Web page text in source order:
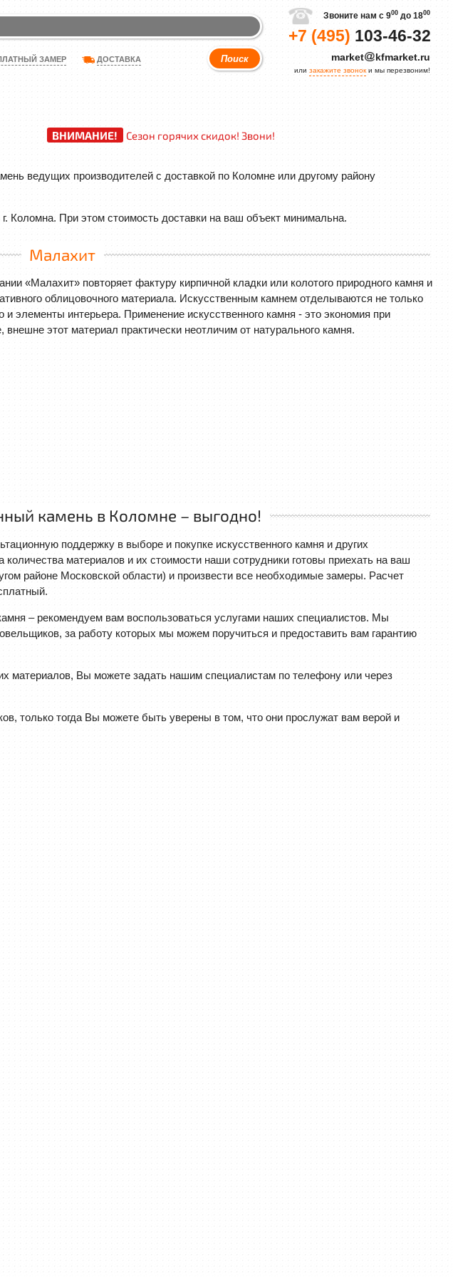
ЗАМЕР ДОСТАВКА
Звоните нам с 900 до 1800
+7 (495) 103-46-32
market kfmarket.ru
или закажите звоноки мы перезвоним!
ВНИМАНИЕ! Сезон горячих скидок! Звони!
ведущих производителей с доставкой по Коломне или другому району
Коломна. При этом стоимость доставки на ваш объект минимальна.
Малахит
«Малахит» повторяет фактуру кирпичной кладки или колотого природного камня и
облицовочного материала. Искусственным камнем отделываются не только
элементы интерьера. Применение искусственного камня - это экономия при
внешне этот материал практически неотличим от натурального камня.
камень в Коломне – выгодно!
поддержку в выборе и покупке искусственного камня и других
материалов и их стоимости наши сотрудники готовы приехать на ваш
районе Московской области) и произвести все необходимые замеры. Расчет
– рекомендуем вам воспользоваться услугами наших специалистов. Мы
за работу которых мы можем поручиться и предоставить вам гарантию
материалов, Вы можете задать нашим специалистам по телефону или через
только тогда Вы можете быть уверены в том, что они прослужат вам верой и